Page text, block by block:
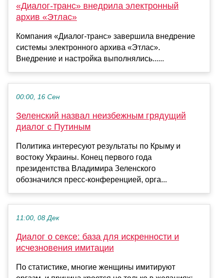
«Диалог-транс» внедрила электронный
архив «Этлас»
Компания «Диалог-транс» завершила внедрение
системы электронного архива «Этлас».
Внедрение и настройка выполнялись......
00:00, 16 Сен
Зеленский назвал неизбежным грядущий
диалог с Путиным
Политика интересуют результаты по Крыму и
востоку Украины. Конец первого года
президентства Владимира Зеленского
обозначился пресс-конференцией, орга...
11:00, 08 Дек
Диалог о сексе: база для искренности и
исчезновения имитации
По статистике, многие женщины имитируют